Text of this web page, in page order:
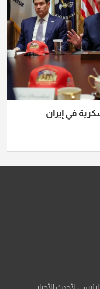
في إيران
لأحدث الأخبار